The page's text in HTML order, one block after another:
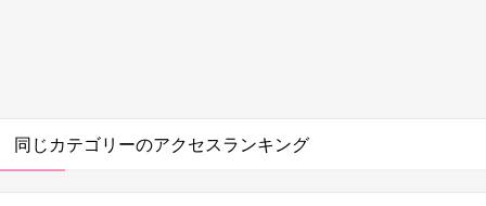
同じカテゴリーのアクセスランキング